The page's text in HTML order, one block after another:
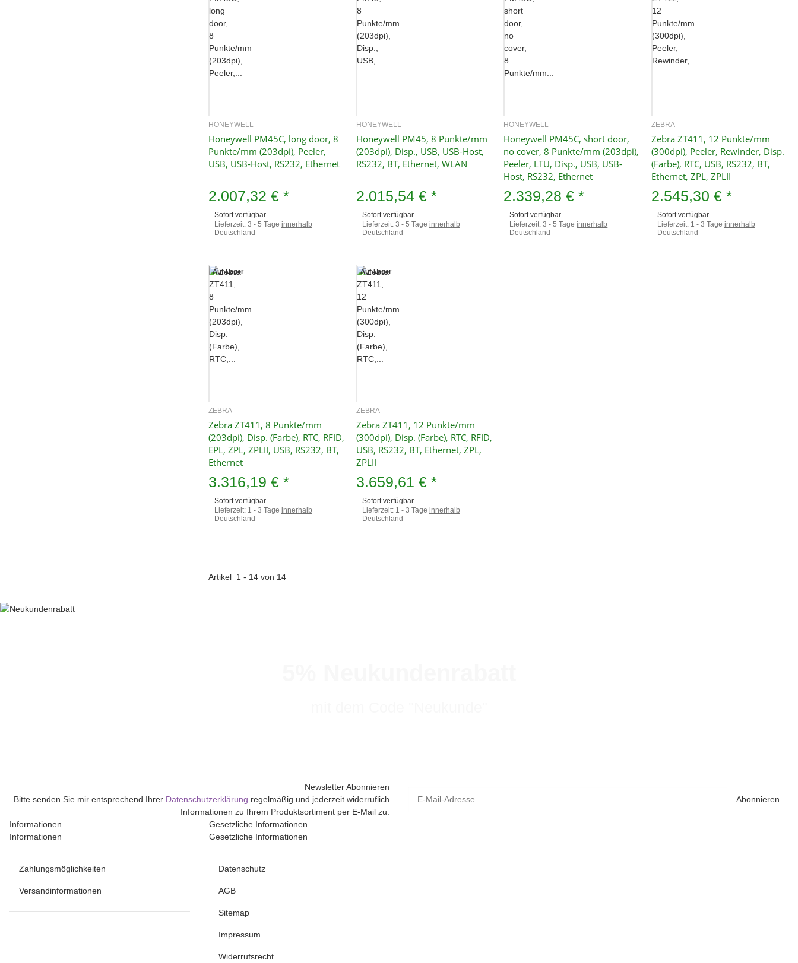
Schnellkauf
HONEYWELL
Honeywell PM45C, long door, 8
Punkte/mm (203dpi), Peeler,
USB, USB-Host, RS232, Ethernet
2.007,32 € *
Sofort verfügbar
Lieferzeit: 3 - 5 Tage innerhalb
Deutschland
Schnellkauf
HONEYWELL
Honeywell PM45, 8 Punkte/mm
(203dpi), Disp., USB, USB-Host,
RS232, BT, Ethernet, WLAN
2.015,54 € *
Sofort verfügbar
Lieferzeit: 3 - 5 Tage innerhalb
Deutschland
Schnellkauf
HONEYWELL
Honeywell PM45C, short door,
no cover, 8 Punkte/mm (203dpi),
Peeler, LTU, Disp., USB, USB-
Host, RS232, Ethernet
2.339,28 €*
Sofort verfügbar
Lieferzeit:3 - 5 Tageinnerhalb
Deutschland
ZEBRA
Zebra ZT411, 12 Punkte/mm
(300dpi), Peeler, Rewinder, Disp.
(Farbe), RTC, USB, RS232, BT,
Ethernet, ZPL, ZPLII
2.545,30 € *
Sofort verfügbar
Lieferzeit: 1 - 3 Tage innerhalb
Deutschland
Auf Lager
ZEBRA
Zebra ZT411, 8 Punkte/mm
(203dpi), Disp. (Farbe), RTC, RFID,
EPL, ZPL, ZPLII, USB, RS232, BT,
Ethernet
3.316,19 € *
Sofort verfügbar
Lieferzeit: 1 - 3 Tage innerhalb
Deutschland
Auf Lager
ZEBRA
Zebra ZT411, 12 Punkte/mm
(300dpi), Disp. (Farbe), RTC, RFID,
USB, RS232, BT, Ethernet, ZPL,
ZPLII
3.659,61 € *
Sofort verfügbar
Lieferzeit: 1 - 3 Tage innerhalb
Deutschland
Artikel 1 - 14 von 14
Newsletter Abonnieren
Bitte senden Sie mir entsprechend Ihrer Datenschutzerklärung regelmäßig und jederzeit widerruflich
Informationen zu Ihrem Produktsortiment per E-Mail zu.
Abonnieren
Informationen
Informationen
Zahlungsmöglichkeiten
Versandinformationen
Gesetzliche Informationen
Gesetzliche Informationen
Datenschutz
AGB
Sitemap
Impressum
Widerrufsrecht